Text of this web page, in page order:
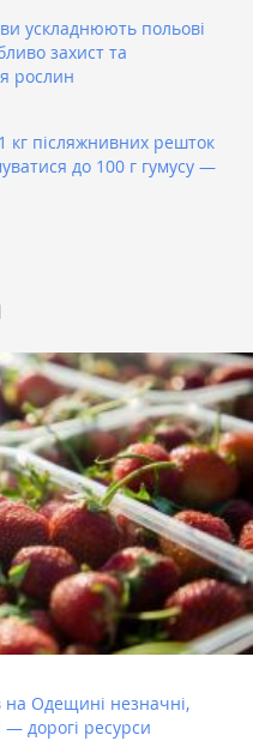
ускладнюють польові
захист та
рослин
кг післяжнивних решток
до 100 г гумусу —
на Одещині незначні,
дорогі ресурси